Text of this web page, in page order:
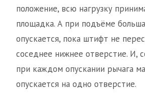
положение, всю нагрузку
площадка. А при подъёме
опускается, пока штифт не
соседнее нижнее отверстие. И,
при каждом опускании рычага
опускается на одно отверстие.